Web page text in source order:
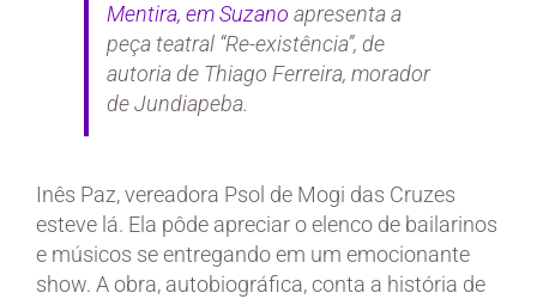
Mentira, em Suzano apresenta a
peça teatral “Re-existência”, de
autoria de Thiago Ferreira, morador
de Jundiapeba.
Inês Paz, vereadora Psol de Mogi das Cruzes
esteve lá. Ela pôde apreciar o elenco de bailarinos
e músicos se entregando em um emocionante
show. A obra, autobiográfica, conta a história de